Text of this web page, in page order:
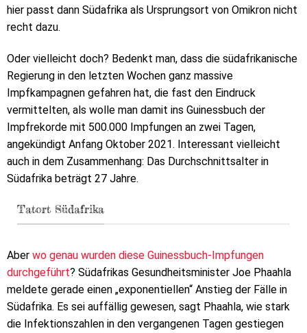
hier passt dann Südafrika als Ursprungsort von Omikron nicht
recht dazu.
Oder vielleicht doch? Bedenkt man, dass die südafrikanische
Regierung in den letzten Wochen ganz massive
Impfkampagnen gefahren hat, die fast den Eindruck
vermittelten, als wolle man damit ins Guinessbuch der
Impfrekorde mit 500.000 Impfungen an zwei Tagen,
angekündigt Anfang Oktober 2021. Interessant vielleicht
auch in dem Zusammenhang: Das Durchschnittsalter in
Südafrika beträgt 27 Jahre.
Tatort Südafrika
Aber wo genau wurden diese Guinessbuch-Impfungen
durchgeführt? Südafrikas Gesundheitsminister Joe Phaahla
meldete gerade einen „exponentiellen“ Anstieg der Fälle in
Südafrika. Es sei auffällig gewesen, sagt Phaahla, wie stark
die Infektionszahlen in den vergangenen Tagen gestiegen